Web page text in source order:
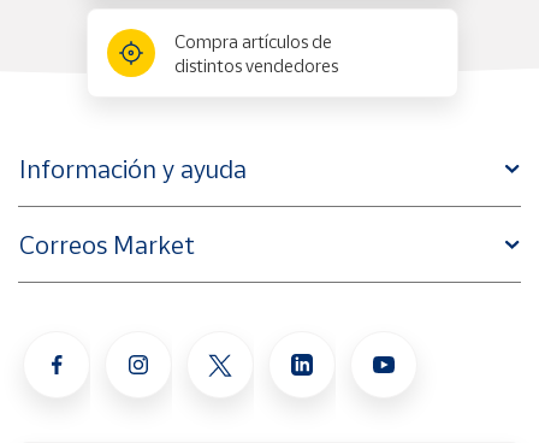
Compra artículos de
distintos vendedores
Información y ayuda
Correos Market